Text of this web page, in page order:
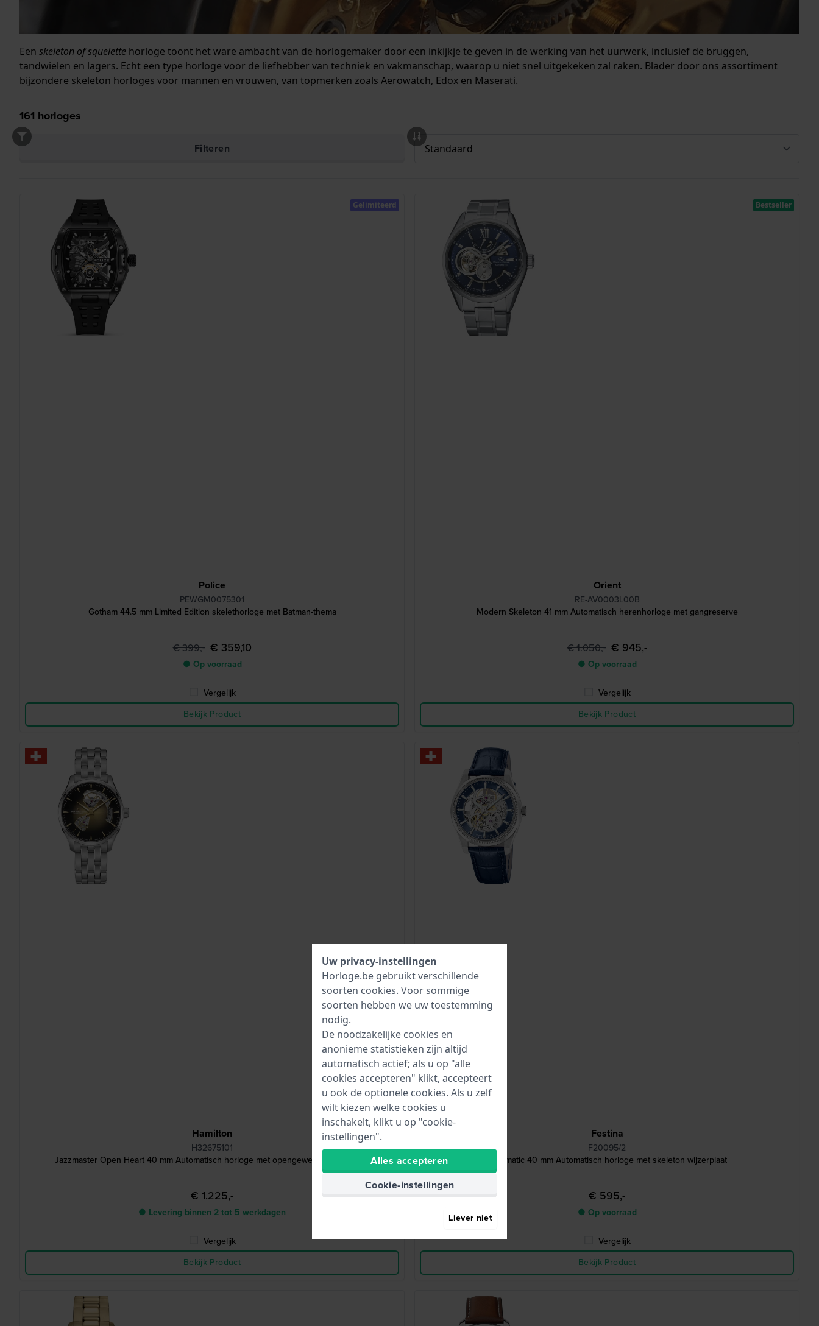
Een skeleton of squelette horloge toont het ware ambacht van de horlogemaker door een inkijkje te geven in de werking van het uurwerk, inclusief de bruggen,
tandwielen en lagers. Echt een type horloge voor de liefhebber van techniek en vakmanschap, waarop u niet snel uitgekeken zal raken. Blader door ons assortiment
bijzondere skeleton horloges voor mannen en vrouwen, van topmerken zoals Aerowatch, Edox en Maserati.
161 horloges
Filteren
Police
PEWGM0075301
Gotham 44.5 mm Limited Edition skelethorloge met Batman-thema
€ 399,- € 359,10
● Op voorraad
Vergelijk
Bekijk Product
Gelimiteerd
Orient
RE-AV0003L00B
Modern Skeleton 41 mm Automatisch herenhorloge met gangreserve
€ 1.050,- € 945,-
● Op voorraad
Vergelijk
Bekijk Product
Bestseller
Hamilton
H32675101
Jazzmaster Open Heart 40 mm Automatisch horloge met opengewerkte wijzerplaat
€ 1.225,-
● Levering binnen 2 tot 5 werkdagen
Vergelijk
Bekijk Product
Festina
F20095/2
Automatic 40 mm Automatisch horloge met skeleton wijzerplaat
€ 595,-
● Op voorraad
Vergelijk
Bekijk Product
Uw privacy-instellingen
Horloge.be gebruikt verschillende
soorten cookies. Voor sommige
soorten hebben we uw toestemming
nodig.
De noodzakelijke cookies en
anonieme statistieken zijn altijd
automatisch actief; als u op "alle
cookies accepteren" klikt, accepteert
u ook de optionele cookies. Als u zelf
wilt kiezen welke cookies u
inschakelt, klikt u op "cookie-
instellingen".
Alles accepteren
Cookie-instellingen
Liever niet